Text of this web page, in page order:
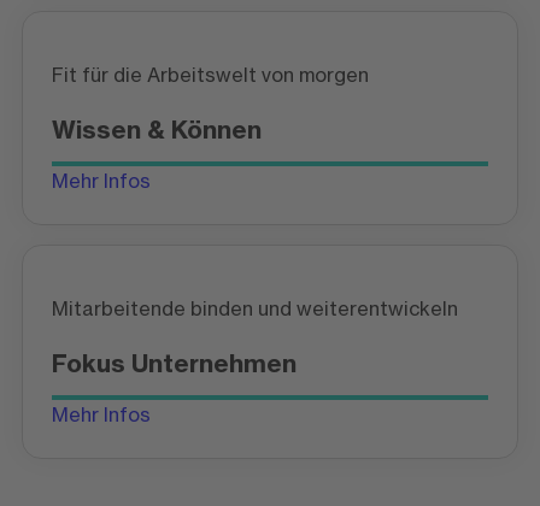
Fit für die Arbeitswelt von morgen
Wissen & Können
Mehr Infos
Mitarbeitende binden und weiterentwickeln
Fokus Unternehmen
Mehr Infos